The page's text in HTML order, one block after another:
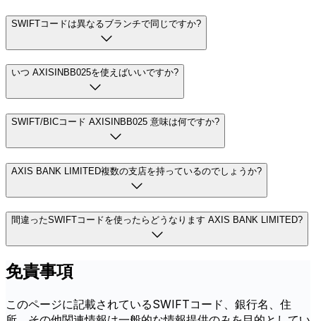
SWIFTコードは異なるブランチで同じですか?
いつ AXISINBB025を使えばいいですか?
SWIFT/BICコード AXISINBB025 意味は何ですか?
AXIS BANK LIMITED複数の支店を持っているのでしょうか?
間違ったSWIFTコードを使ったらどうなります AXIS BANK LIMITED?
免責事項
このページに記載されているSWIFTコード、銀行名、住